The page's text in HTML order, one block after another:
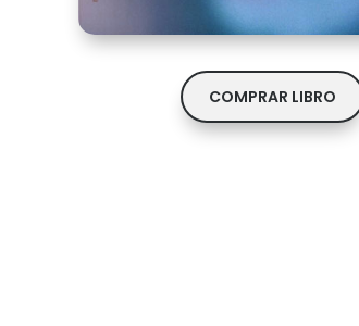
COMPRAR LIBRO